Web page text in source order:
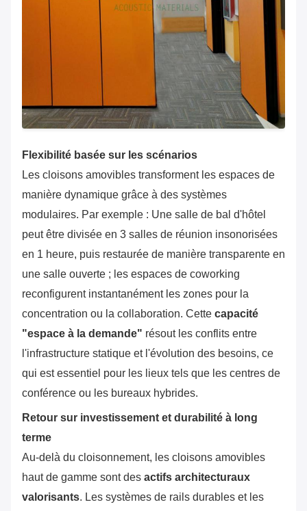
Flexibilité basée sur les scénarios
Les cloisons amovibles transforment les espaces de
manière dynamique grâce à des systèmes
modulaires. Par exemple : Une salle de bal d'hôtel
peut être divisée en 3 salles de réunion insonorisées
en 1 heure, puis restaurée de manière transparente en
une salle ouverte ; les espaces de coworking
reconfigurent instantanément les zones pour la
concentration ou la collaboration. Cette ‌ capacité
"espace à la demande" ‌ résout les conflits entre
l'infrastructure statique et l'évolution des besoins, ce
qui est essentiel pour les lieux tels que les centres de
conférence ou les bureaux hybrides.
Retour sur investissement et durabilité à long
terme
Au-delà du cloisonnement, les cloisons amovibles
haut de gamme sont des ‌ actifs architecturaux
valorisants‌. Les systèmes de rails durables et les